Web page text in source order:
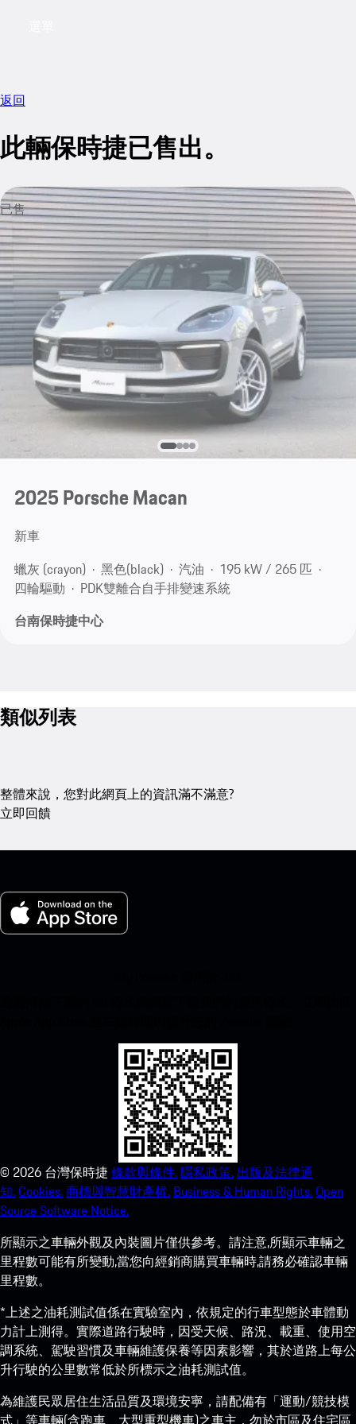
返回
此輛保時捷已售出。
已售
2025 Porsche Macan
新車
蠟灰 (crayon)
黑色(black) 汽油
195 kW / 265 匹
四輪驅動
PDK雙離合自手排變速系統
台南保時捷中心
類似列表
整體來說，您對此網頁上的資訊滿不滿意?
立即回饋
© 2026 台灣保時捷 條款與條件.隱私政策. 出版及法律通
知.Cookies.商標與智慧財產權. Business & Human Rights.Open
Source Software Notice.
所顯示之車輛外觀及內裝圖片僅供參考。請注意,所顯示車輛之
里程數可能有所變動,當您向經銷商購買車輛時,請務必確認車輛
里程數。
*上述之油耗測試值係在實驗室內，依規定的行車型態於車體動
力計上測得。實際道路行駛時，因受天候、路況、載重、使用空
調系統、駕駛習慣及車輛維護保養等因素影響，其於道路上每公
升行駛的公里數常低於所標示之油耗測試值。
為維護民眾居住生活品質及環境安寧，請配備有「運動/競技模
式」等車輛(含跑車、大型重型機車)之車主，勿於市區及住宅區